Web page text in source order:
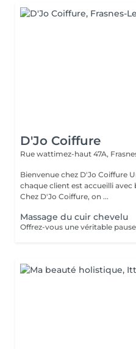
D'Jo Coiffure
Rue wattimez-haut 47A,
Bienvenue chez D'Jo Coiffure
chaque client est accueilli avec
Chez D'Jo Coiffure, on ...
Massage du cuir chevelu